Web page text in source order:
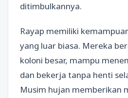
ditimbulkannya.
Rayap memiliki
yang luar biasa. Mereka
koloni besar, mampu
dan bekerja tanpa henti
Musim hujan memberikan